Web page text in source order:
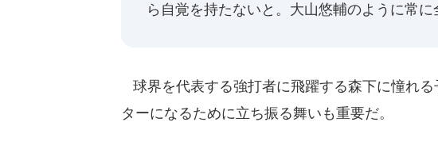
ら自覚を持たないと。大山悠輔のように常に
球界を代表する強打者に飛躍する森下に憧れ
ターになるために立ち振る舞いも重要だ。